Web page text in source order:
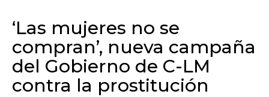
‘Las mujeres no se
compran’, nueva campaña
del Gobierno de C-LM
contra la prostitución